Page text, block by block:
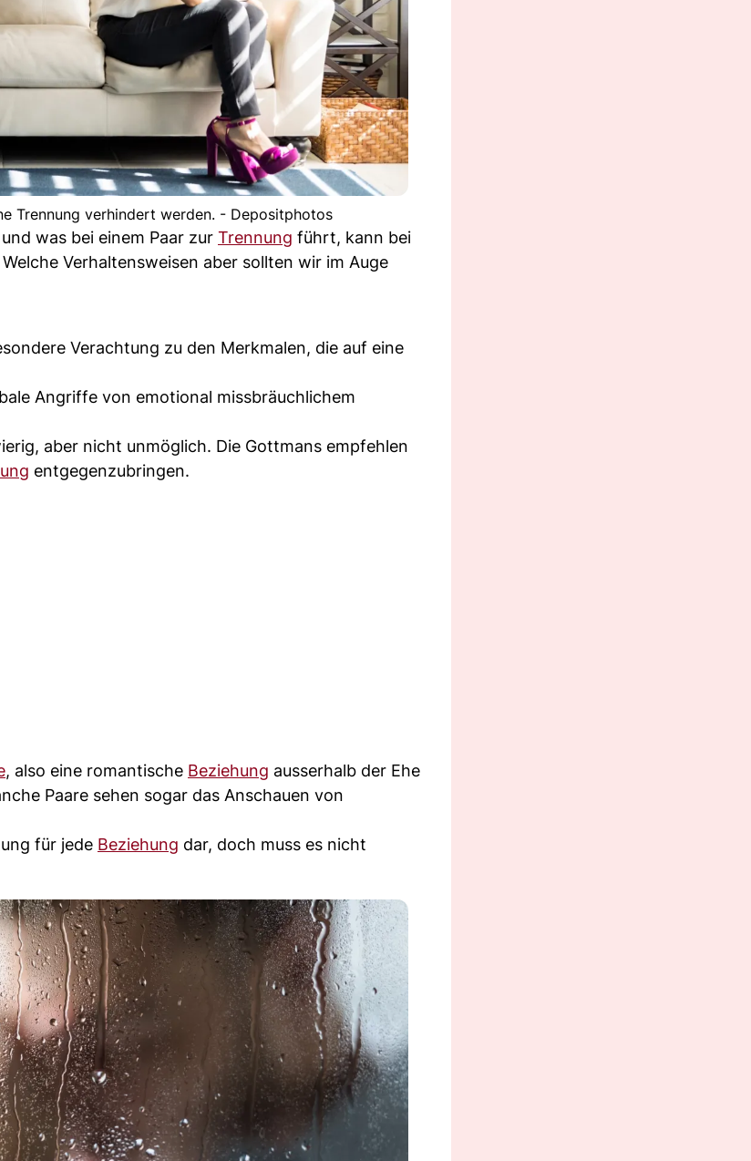
Trennung verhindert werden. - Depositphotos
was bei einem Paar zur Trennung führt, kann bei
Verhaltensweisen aber sollten wir im Auge
Verachtung zu den Merkmalen, die auf eine
Angriffe von emotional missbräuchlichem
aber nicht unmöglich. Die Gottmans empfehlen
entgegenzubringen.
, also eine romantische Beziehung ausserhalb der Ehe
Paare sehen sogar das Anschauen von
für jede Beziehung dar, doch muss es nicht